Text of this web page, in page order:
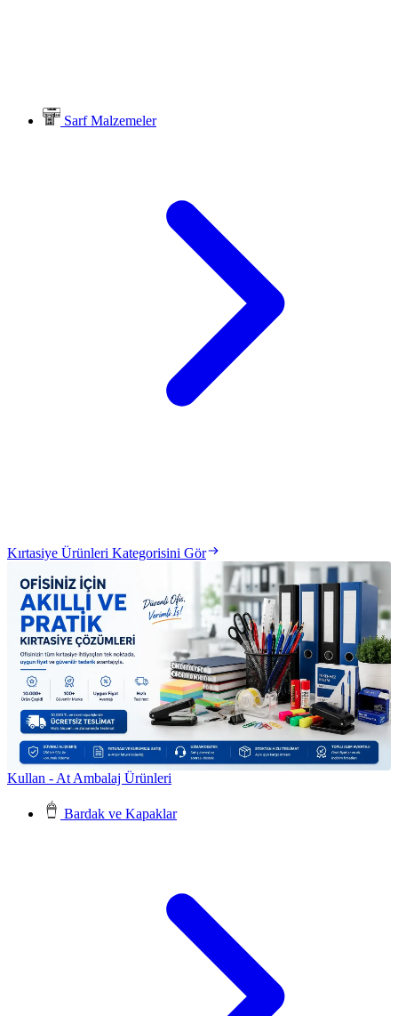
Sarf Malzemeler
Kırtasiye Ürünleri Kategorisini Gör
Kullan - At Ambalaj Ürünleri
Bardak ve Kapaklar